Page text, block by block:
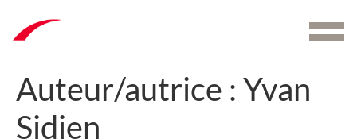
Auteur/autrice : Yvan
Sidien